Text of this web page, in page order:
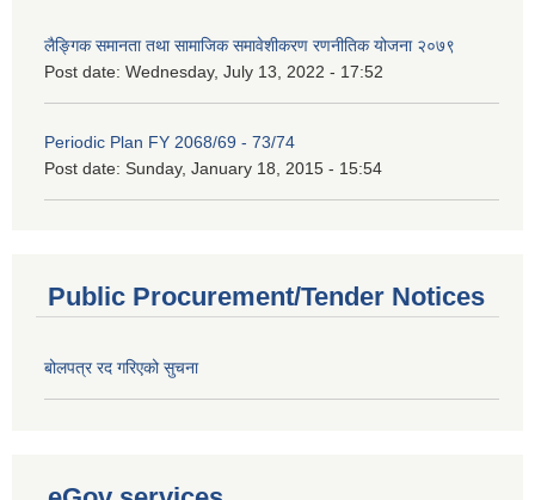
लैङ्गिक समानता तथा सामाजिक समावेशीकरण रणनीतिक योजना २०७९
Post date: Wednesday, July 13, 2022 - 17:52
Periodic Plan FY 2068/69 - 73/74
Post date: Sunday, January 18, 2015 - 15:54
Public Procurement/Tender Notices
बोलपत्र रद गरिएको सुचना